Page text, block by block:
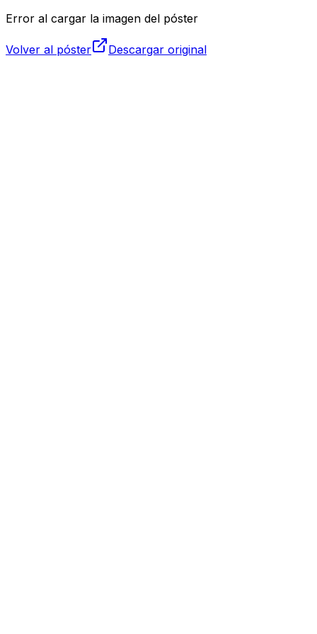
Error al cargar la imagen del póster
Volver al póster Descargar original